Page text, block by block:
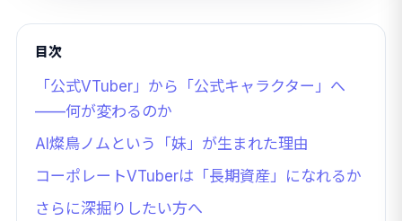
目次
「公式VTuber」から「公式キャラクター」へ
——何が変わるのか
AI燦鳥ノムという「妹」が生まれた理由
コーポレートVTuberは「長期資産」になれるか
さらに深掘りしたい方へ